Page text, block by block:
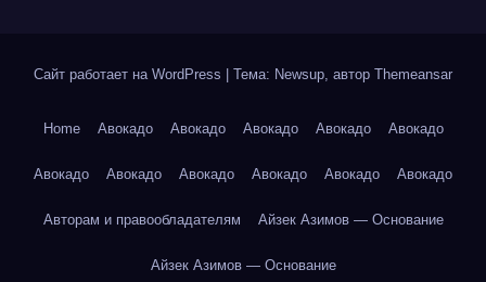
Сайт работает на WordPress Тема: Newsup, автор Themeansar
Home Авокадо Авокадо Авокадо Авокадо Авокадо
Авокадо Авокадо Авокадо Авокадо Авокадо Авокадо
Авторам и правообладателям Айзек Азимов — Основание
Айзек Азимов — Основание